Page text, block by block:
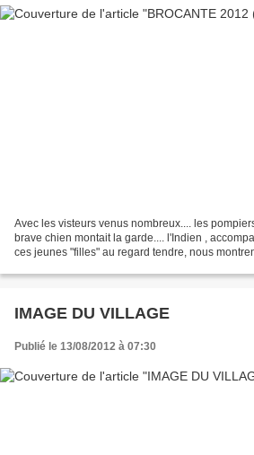
Avec les visteurs venus nombreux.... les
brave chien montait la garde.... l'Indien ,
ces jeunes "filles" au regard tendre, nous
IMAGE DU VILLAGE
Publié le 13/08/2012 à 07:30